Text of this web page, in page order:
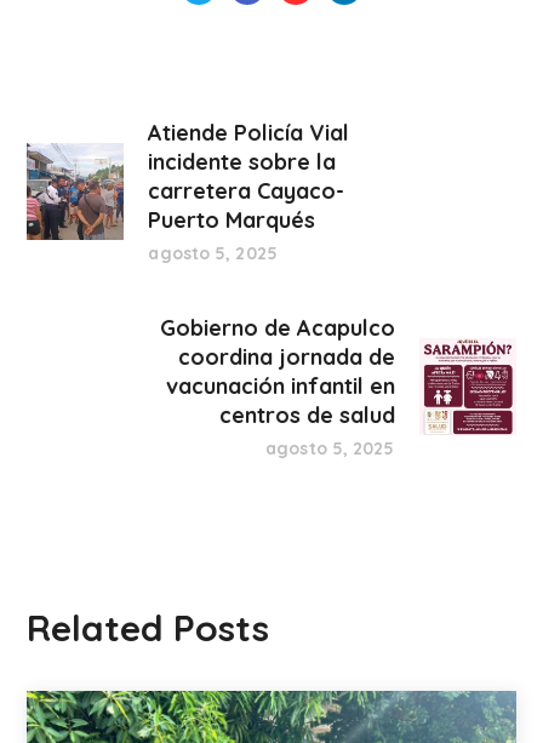
Atiende Policía Vial
incidente sobre la
carretera Cayaco-
Puerto Marqués
agosto 5, 2025
Gobierno de Acapulco
coordina jornada de
vacunación infantil en
centros de salud
agosto 5, 2025
Related Posts